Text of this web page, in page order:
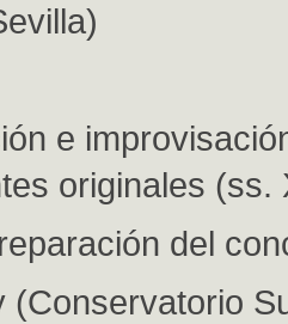
e
originales (ss.
del
(Conservatorio